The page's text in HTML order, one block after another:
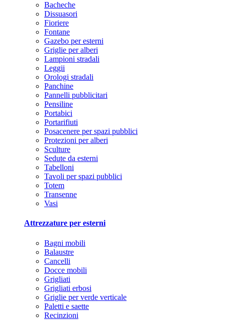
Bacheche
Dissuasori
Fioriere
Fontane
Gazebo per esterni
Griglie per alberi
Lampioni stradali
Leggii
Orologi stradali
Panchine
Pannelli pubblicitari
Pensiline
Portabici
Portarifiuti
Posacenere per spazi pubblici
Protezioni per alberi
Sculture
Sedute da esterni
Tabelloni
Tavoli per spazi pubblici
Totem
Transenne
Vasi
Attrezzature per esterni
Bagni mobili
Balaustre
Cancelli
Docce mobili
Grigliati
Grigliati erbosi
Griglie per verde verticale
Paletti e saette
Recinzioni